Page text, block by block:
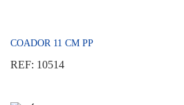
COADOR 11 CM PP
REF: 10514